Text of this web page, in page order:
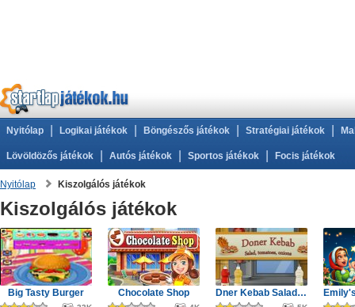
Nyitólap Logikai játékok Böngészős játékok Stratégiai játékok
Lövöldözős játékok Autós játékok Sportos játékok Focis játékok
Nyitólap Kiszolgálós játékok
Kiszolgálós játékok
Big Tasty Burger Chocolate Shop Dner Kebab Salade Tomates Oignons